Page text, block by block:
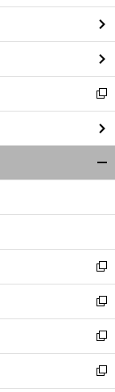
ン
ド
ウ
で
開
く
新
し
い
ウ
ィ
ン
ウ
開
く
新
し
い
ウ
ィ
ン
ド
ウ
新
し
い
ウ
ィ
新
し
い
新